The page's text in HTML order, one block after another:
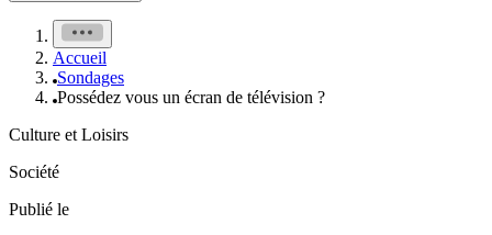
Accueil
Sondages
Possédez vous un écran de télévision ?
Culture et Loisirs
Société
Publié le